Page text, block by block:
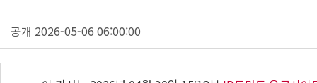
공개 2026-05-06 06:00:00